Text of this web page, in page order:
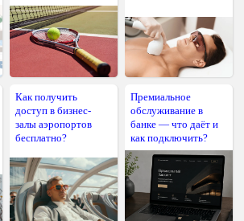
Как получить
доступ в бизнес-
залы аэропортов
бесплатно?
Премиальное
обслуживание в
банке — что даёт и
как подключить?